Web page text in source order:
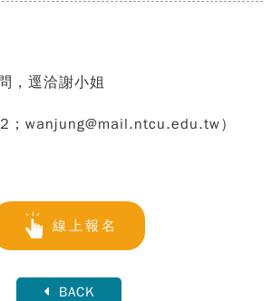
，逕洽謝小姐
； wanjung@mail.ntcu.edu.tw）
線上報名
BACK